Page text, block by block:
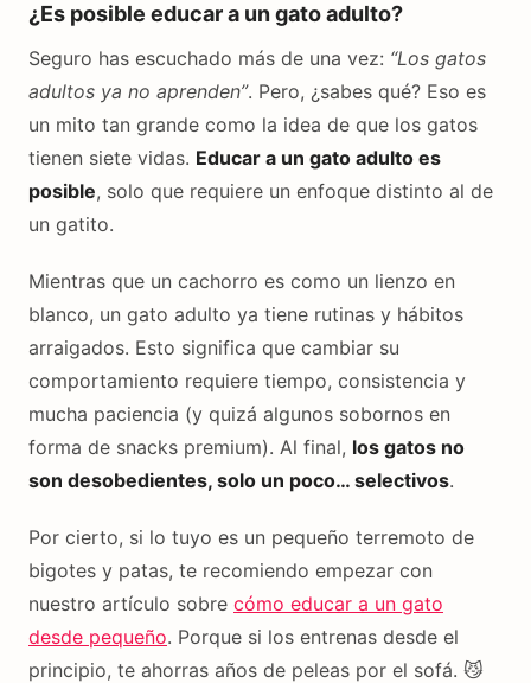
¿Es posible educar a un gato adulto?
Seguro has escuchado más de una vez: “Los gatos
adultos ya no aprenden”. Pero, ¿sabes qué? Eso es
un mito tan grande como la idea de que los gatos
tienen siete vidas. Educar a un gato adulto es
posible, solo que requiere un enfoque distinto al de
un gatito.
Mientras que un cachorro es como un lienzo en
blanco, un gato adulto ya tiene rutinas y hábitos
arraigados. Esto significa que cambiar su
comportamiento requiere tiempo, consistencia y
mucha paciencia (y quizá algunos sobornos en
forma de snacks premium). Al final, los gatos no
son desobedientes, solo un poco… selectivos.
Por cierto, si lo tuyo es un pequeño terremoto de
bigotes y patas, te recomiendo empezar con
nuestro artículo sobre cómo educar a un gato
desde pequeño. Porque si los entrenas desde el
principio, te ahorras años de peleas por el sofá. 😼